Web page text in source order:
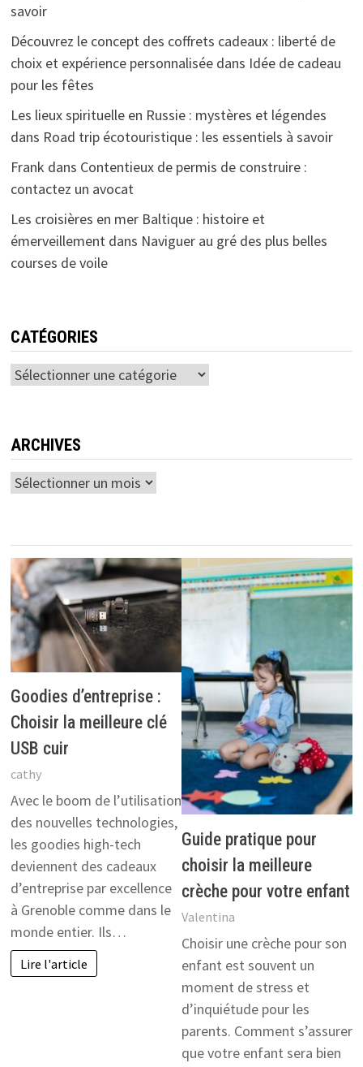
savoir
Découvrez le concept des coffrets cadeaux : liberté de
choix et expérience personnaliséedans Idée de cadeau
pour les fêtes
Les lieux spirituelle en Russie : mystères et légendes
dans Road trip écotouristique : les essentiels à savoir
Frank dans Contentieux de permis de construire :
contactez un avocat
Les croisières en mer Baltique : histoire et
émerveillementdans Naviguer au gré des plus belles
courses de voile
CATÉGORIES
Catégories
ARCHIVES
Archives
Goodies d’entreprise :
Choisir la meilleure clé
USB cuir
cathy
Avec le boom de l’utilisation
des nouvelles technologies,
les goodies high-tech
deviennent des cadeaux
d’entreprise par excellence
à Grenoble comme dans le
monde entier. Ils…
Lire l'article
Guide pratique pour
choisir la meilleure
crèche pour votre enfant
Valentina
Choisir une crèche pour son
enfant est souvent un
moment de stress et
d’inquiétude pour les
parents. Comment s’assurer
que votre enfant sera bien